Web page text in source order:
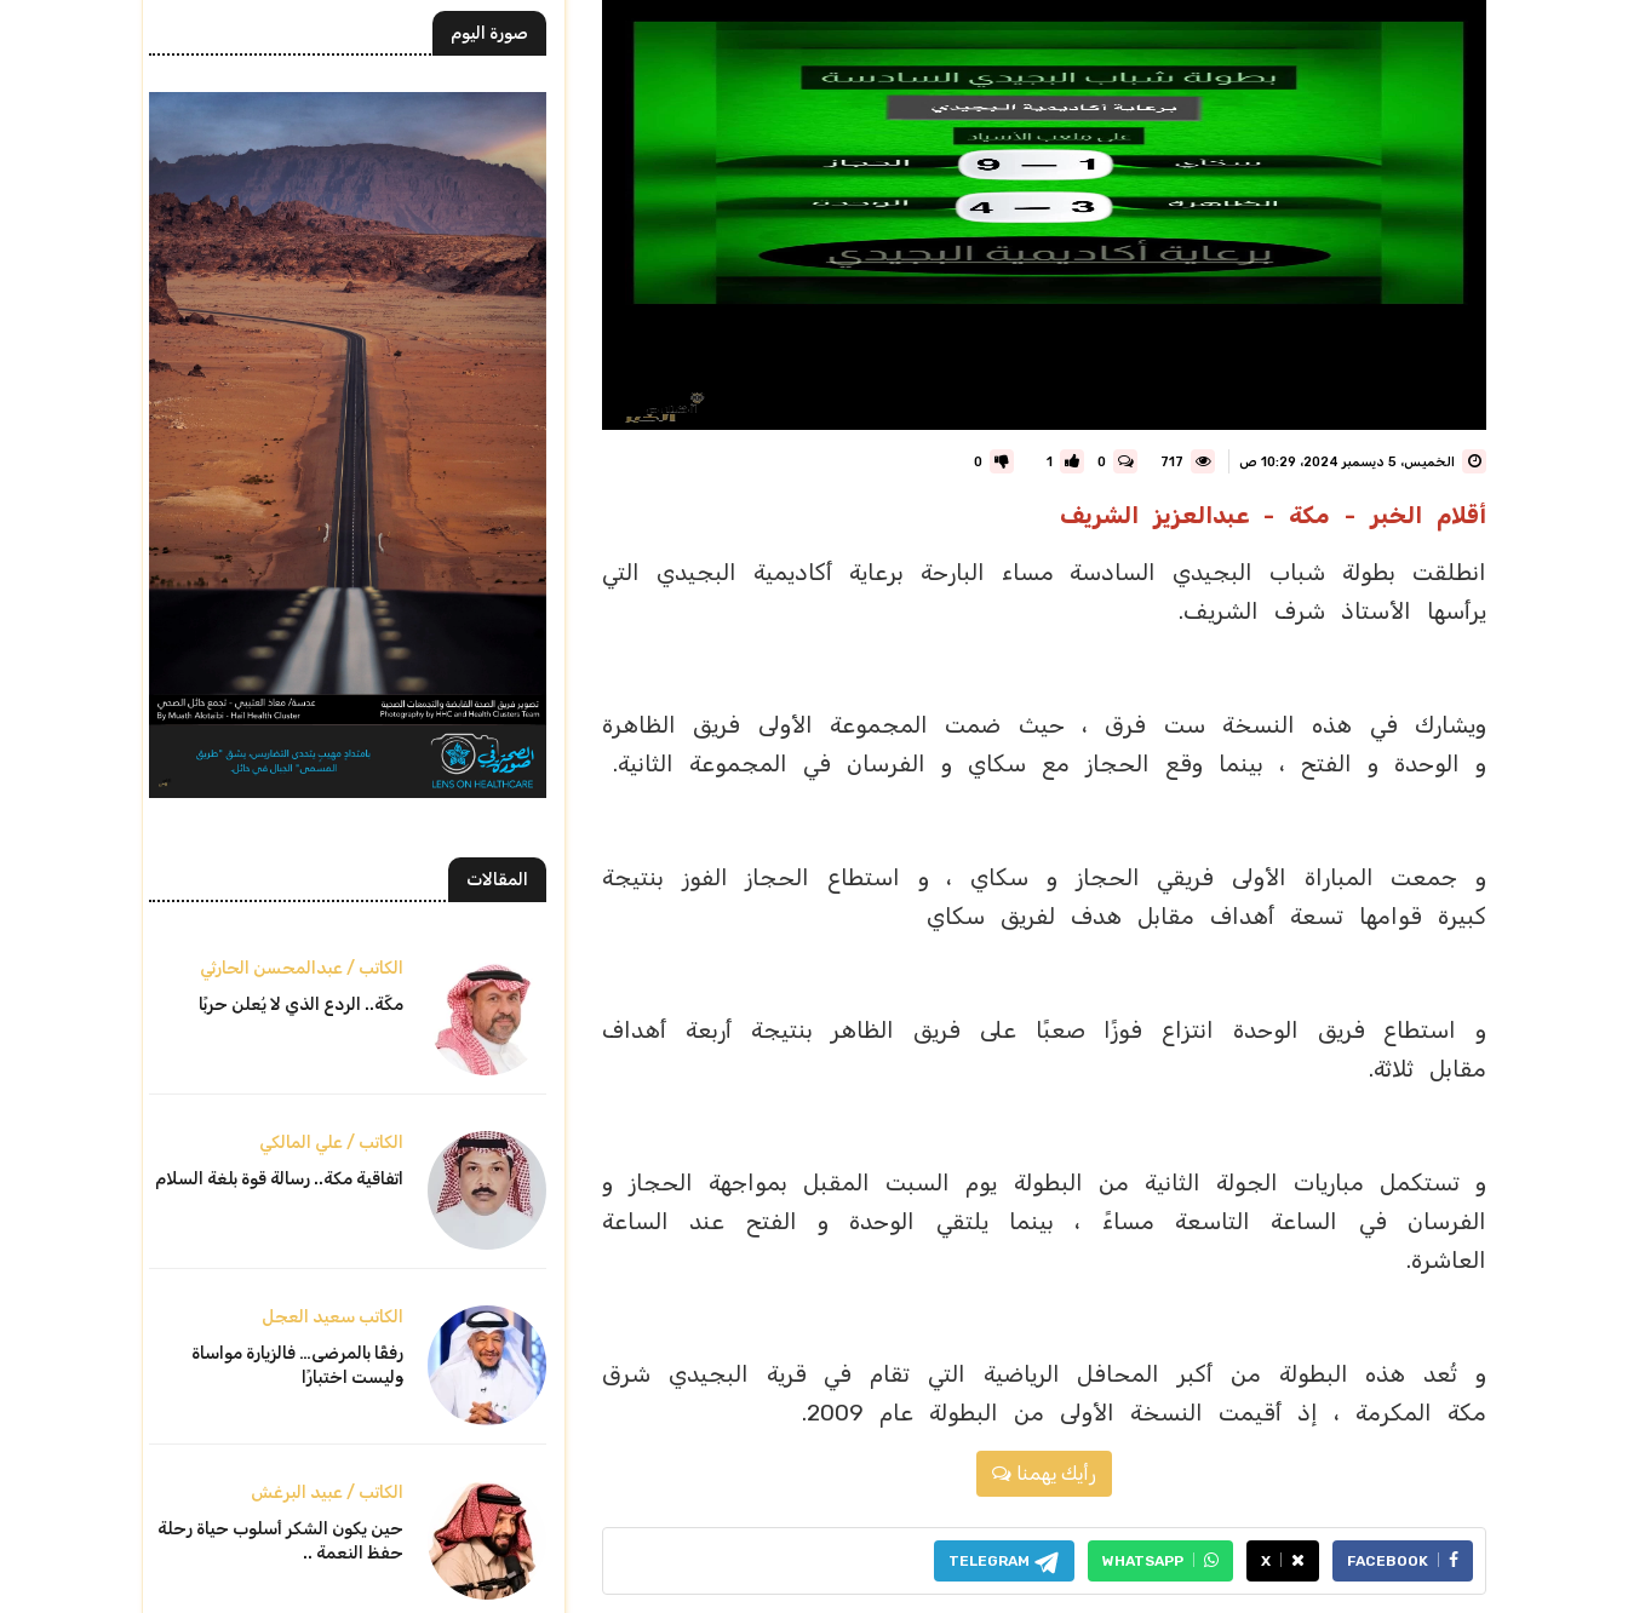
الخميس، 5 ديسمبر 2024، 10:29 ص 0
1
0
أقلام الخبر - مكة - عبدالعزيز الشريف
انطلقت بطولة شباب البجيدي السادسة مساء البارحة برعاية أكاديمية البجيدي التي
يرأسها الأستاذ شرف الشريف.
ويشارك في هذه النسخة ست فرق ، حيث ضمت المجموعة الأولى فريق الظاهرة
و الوحدة و الفتح ، بينما وقع الحجاز مع سكاي و الفرسان في المجموعة الثانية.
و جمعت المباراة الأولى فريقي الحجاز و سكاي ، و استطاع الحجاز الفوز بنتيجة
كبيرة قوامها تسعة أهداف مقابل هدف لفريق سكاي
و استطاع فريق الوحدة انتزاع فوزًا صعبًا على فريق الظاهر بنتيجة أربعة أهداف
مقابل ثلاثة.
و تستكمل مباريات الجولة الثانية من البطولة يوم السبت المقبل بمواجهة الحجاز و
الفرسان في الساعة التاسعة مساءً ، بينما يلتقي الوحدة و الفتح عند الساعة
العاشرة.
و تُعد هذه البطولة من أكبر المحافل الرياضية التي تقام في قرية البجيدي شرق
مكة المكرمة ، إذ أقيمت النسخة الأولى من البطولة عام 2009.
رأيك يهمنا
FACEBOOK
X
WHATSAPP
TELEGRAM
صورة اليوم
المقالات
الكاتب / عبدالمحسن الحارثي
مكّة.. الردع الذي لا يُعلن حربًا
الكاتب / علي المالكي
اتفاقية مكة.. رسالة قوة بلغة السلام
الكاتب سعيد العجل
رفقًا بالمرضى… فالزيارة مواساة
وليست اختبارًا
الكاتب / عبيد البرغش
حين يكون الشكر أسلوب حياة رحلة
حفظ النعمة ..